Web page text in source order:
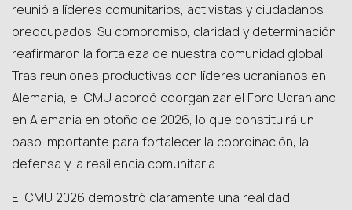
reunió a líderes comunitarios, activistas y ciudadanos
preocupados. Su compromiso, claridad y determinación
reafirmaron la fortaleza de nuestra comunidad global.
Tras reuniones productivas con líderes ucranianos en
Alemania, el CMU acordó coorganizar el Foro Ucraniano
en Alemania en otoño de 2026, lo que constituirá un
paso importante para fortalecer la coordinación, la
defensa y la resiliencia comunitaria.
El CMU 2026 demostró claramente una realidad: